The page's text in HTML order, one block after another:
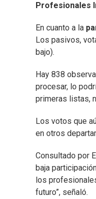
Profesionales
En cuanto a la
Los pasivos,
bajo).
Hay 838
procesar, lo
primeras listas,
Los votos que
en otros
Consultado por
baja
los
futuro”, señaló.